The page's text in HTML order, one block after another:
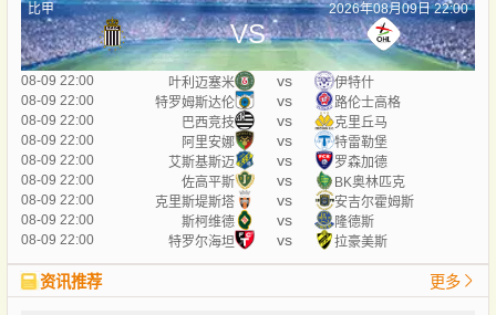
比甲 2026年08月09日 22:00
VS
08-09 22:00 叶利迈塞米 vs
伊特什
08-09 22:00
特罗姆斯达伦 vs
路伦士高格
08-09 22:00
巴西竞技 vs
克里丘马
08-09 22:00
阿里安娜 vs
特雷勒堡
08-09 22:00
艾斯基斯迈 vs
罗森加德
08-09 22:00
佐高平斯 vs
BK奥林匹克
08-09 22:00
克里斯堤斯塔 vs
安吉尔霍姆斯
08-09 22:00
斯柯维德 vs
隆德斯
08-09 22:00
特罗尔海坦 vs 拉豪美斯
资讯推荐 更多